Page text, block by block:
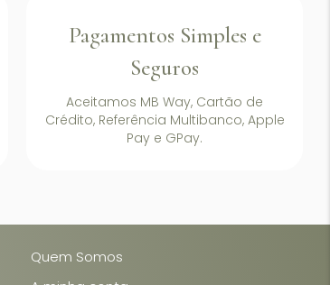
Pagamentos Simples e
Seguros
Aceitamos MB Way, Cartão de
Crédito, Referência Multibanco, Apple
Pay e GPay.
Quem Somos